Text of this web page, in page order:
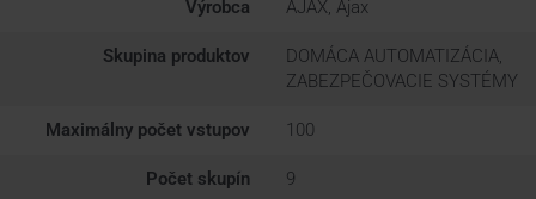
Výrobca AJAX, Ajax
Skupina produktov
DOMÁCA AUTOMATIZÁCIA,
ZABEZPEČOVACIE SYSTÉMY
Maximálny počet vstupov 100
Počet skupín 9